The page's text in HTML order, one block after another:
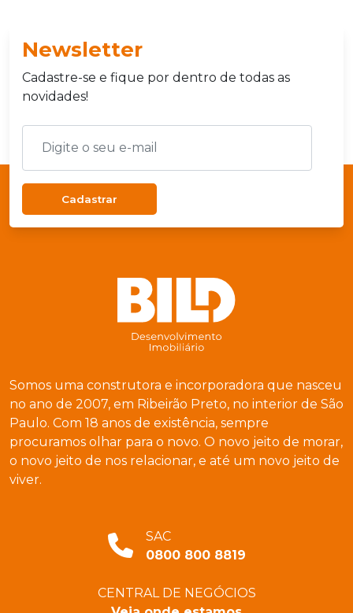
Newsletter
Cadastre-se e fique por dentro de todas as
novidades!
Cadastrar
Somos uma construtora e incorporadora que nasceu
no ano de 2007, em Ribeirão Preto, no interior de São
Paulo. Com 18 anos de existência, sempre
procuramos olhar para o novo. O novo jeito de morar,
o novo jeito de nos relacionar, e até um novo jeito de
viver.
SAC
0800 800 8819
CENTRAL DE NEGÓCIOS